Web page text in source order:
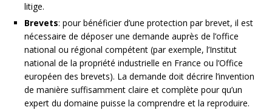
litige.
Brevets: pour bénéficier d’une protection par brevet, il est
nécessaire de déposer une demande auprès de l’office
national ou régional compétent (par exemple, l’Institut
national de la propriété industrielle en France ou l’Office
européen des brevets). La demande doit décrire l’invention
de manière suffisamment claire et complète pour qu’un
expert du domaine puisse la comprendre et la reproduire.